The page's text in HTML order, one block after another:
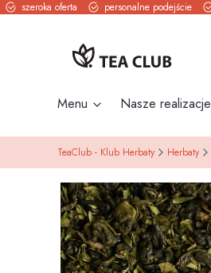
szeroka oferta personalne podejście
Menu Nasze realizacje
TeaClub - Klub Herbaty Herbaty